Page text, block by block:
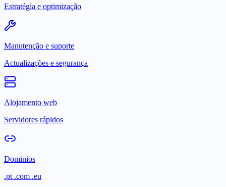
Estratégia e optimização
Manutenção e suporte
Actualizações e segurança
Alojamento web
Servidores rápidos
Dominios
.pt .com .eu